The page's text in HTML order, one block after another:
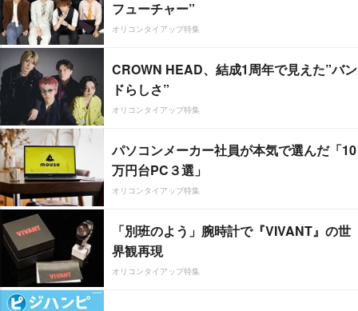
フューチャー”
オリコンタイアップ特集
CROWN HEAD、結成1周年で見えた”バン
ドらしさ”
オリコンタイアップ特集
パソコンメーカー社員が本気で選んだ「10
万円台PC３選」
オリコンタイアップ特集
「別班のよう」腕時計で『VIVANT』の世
界観再現
オリコンタイアップ特集